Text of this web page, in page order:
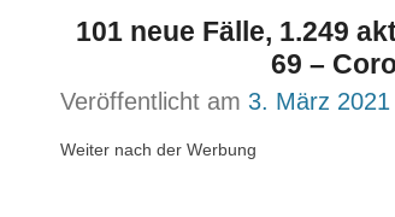
101 neue Fälle, 1.249
69 –
Veröffentlicht am 3. März 2021
Weiter nach der Werbung